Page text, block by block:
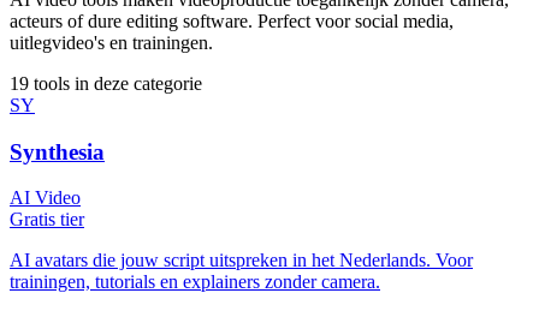
acteurs of dure editing software. Perfect voor social media,
uitlegvideo's en trainingen.
19 tools in deze categorie
SY
Synthesia
AI Video
Gratis tier
AI avatars die jouw script uitspreken in het Nederlands. Voor
trainingen, tutorials en explainers zonder camera.